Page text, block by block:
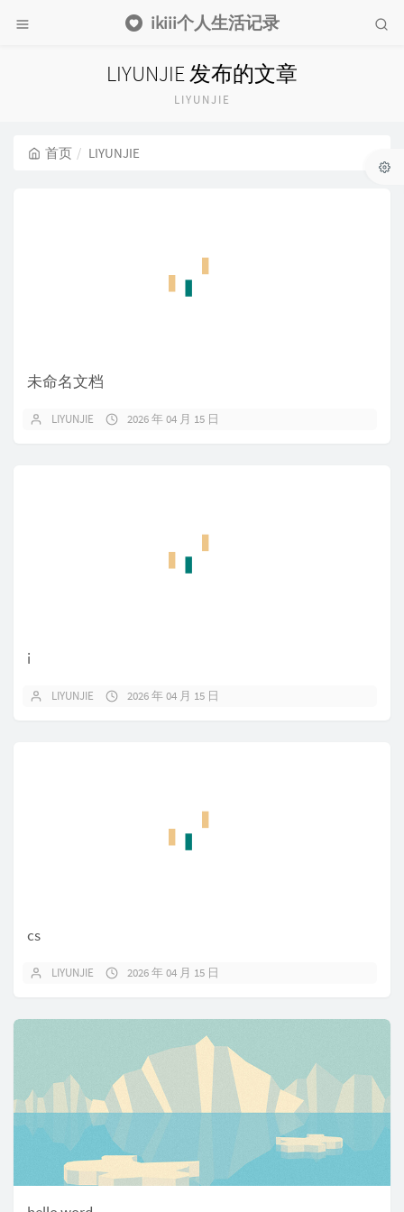
ikiii个人生活记录
LIYUNJIE 发布的文章
LIYUNJIE
首页 LIYUNJIE
未命名文档
LIYUNJIE 2026 年 04 月 15 日
i
LIYUNJIE 2026 年 04 月 15 日
cs
LIYUNJIE 2026 年 04 月 15 日